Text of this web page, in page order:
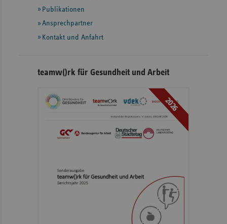
Publikationen
Ansprechpartner
Kontakt und Anfahrt
teamw()rk für Gesundheit und Arbeit
2026